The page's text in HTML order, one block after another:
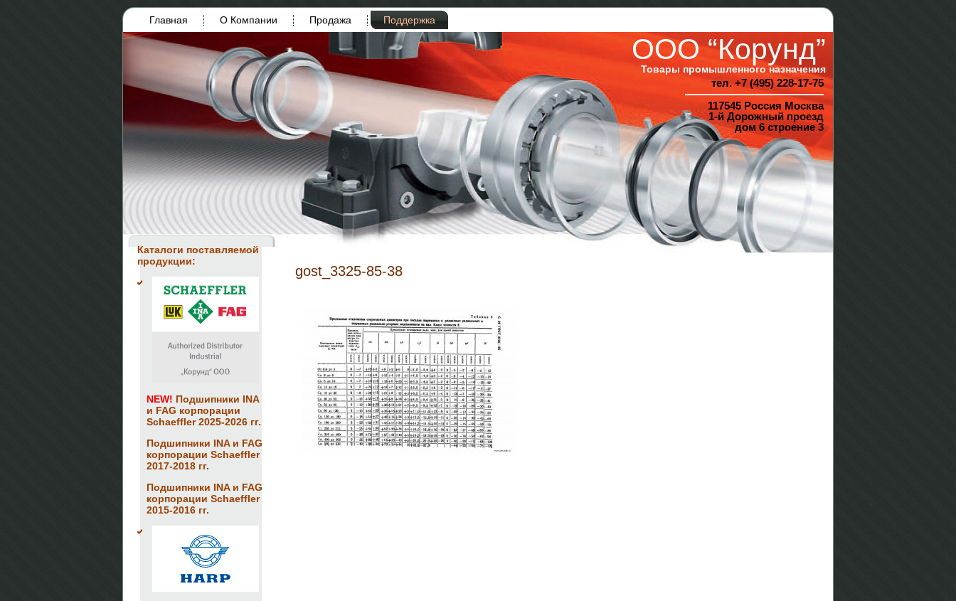
Главная О Компании Продажа Поддержка
ООО “Корунд”
Товары промышленного назначения
тел. +7 (495) 228-17-75
117545 Россия Москва
1-й Дорожный проезд
дом 6 строение 3
Каталоги поставляемой
продукции:
NEW! Подшипники INA
и FAG корпорации
Schaeffler 2025-2026 гг.
Подшипники INA и FAG
корпорации Schaeffler
2017-2018 гг.
Подшипники INA и FAG
корпорации Schaeffler
2015-2016 гг.
gost_3325-85-38